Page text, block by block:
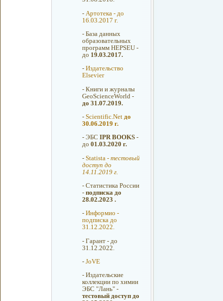
- Артотека - до
16.03.2017 г.
- База данных
образовательных
программ HEPSEU -
до 19.03.2017.
- Издательство
Elsevier
- Книги и журналы
GeoScienceWorld -
до 31.07.2019.
- Scientific.Net до
30.06.2019 г.
- ЭБС IPR BOOKS-
до 01.03.2020 г.
- Statista - тестовый
доступ до
14.11.2019 г.
- Статистика России
- подписка до
28.02.2023 .
- Информио -
подписка до
31.12.2022.
- Гарант - до
31.12.2022.
- JoVE
- Издательские
коллекции по химии
ЭБС "Лань" -
тестовый доступ до